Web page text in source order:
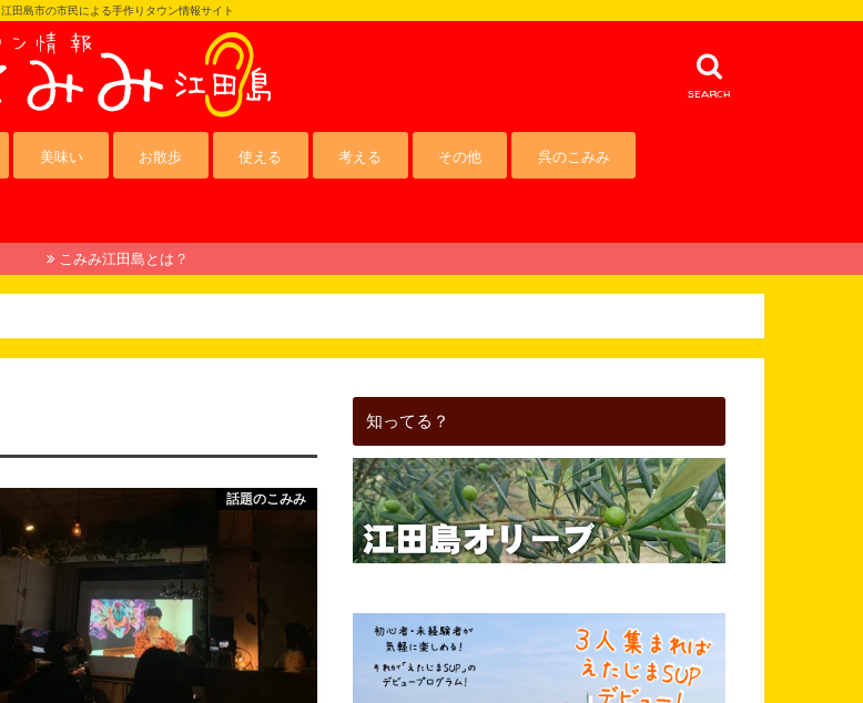
江田島市の市民による手作りタウン情報サイト
search
美味い お散歩 使える 考える その他 呉のこみみ
こみみ江田島とは？
話題のこみみ
知ってる？